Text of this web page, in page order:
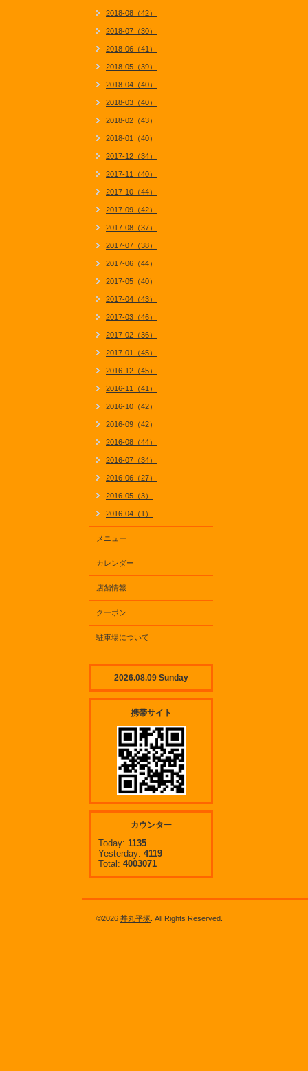
2018-08（42）
2018-07（30）
2018-06（41）
2018-05（39）
2018-04（40）
2018-03（40）
2018-02（43）
2018-01（40）
2017-12（34）
2017-11（40）
2017-10（44）
2017-09（42）
2017-08（37）
2017-07（38）
2017-06（44）
2017-05（40）
2017-04（43）
2017-03（46）
2017-02（36）
2017-01（45）
2016-12（45）
2016-11（41）
2016-10（42）
2016-09（42）
2016-08（44）
2016-07（34）
2016-06（27）
2016-05（3）
2016-04（1）
メニュー
カレンダー
店舗情報
クーポン
駐車場について
2026.08.09 Sunday
携帯サイト
カウンター
Today: 1135
Yesterday: 4119
Total: 4003071
©2026 丼丸平塚 . All Rights Reserved.